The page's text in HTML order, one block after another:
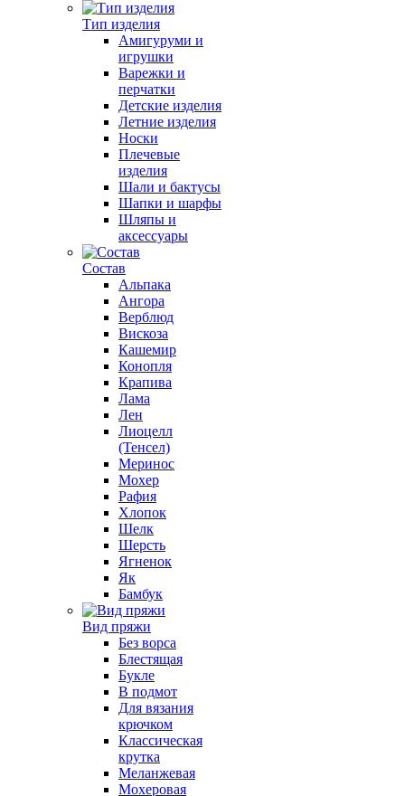
Тип изделия
Амигуруми и
игрушки
Варежки и
перчатки
Детские изделия
Летние изделия
Носки
Плечевые
изделия
Шали и бактусы
Шапки и шарфы
Шляпы и
аксессуары
Состав
Альпака
Ангора
Верблюд
Вискоза
Кашемир
Конопля
Крапива
Лама
Лен
Лиоцелл
(Тенсел)
Меринос
Мохер
Рафия
Хлопок
Шелк
Шерсть
Ягненок
Як
Бамбук
Вид пряжи
Без ворса
Блестящая
Букле
В подмот
Для вязания
крючком
Классическая
крутка
Меланжевая
Мохеровая